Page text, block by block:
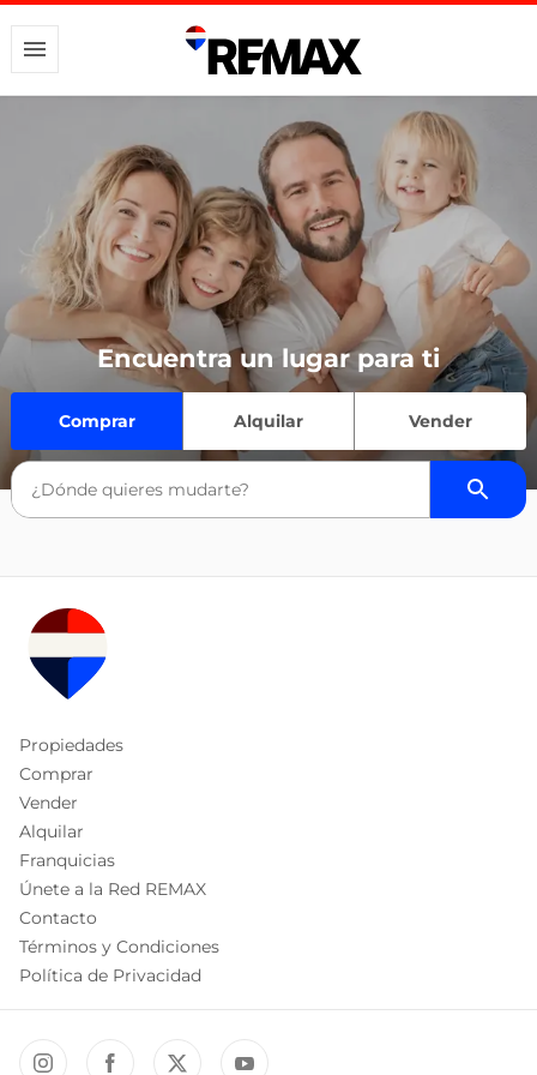
Encuentra un lugar para ti
Comprar Alquilar Vender
Propiedades
Comprar
Vender
Alquilar
Franquicias
Únete a la Red REMAX
Contacto
Términos y Condiciones
Política de Privacidad